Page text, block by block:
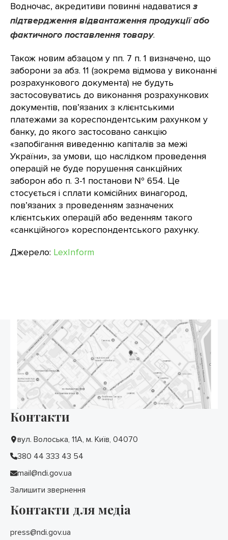
Водночас, акредитиви повинні надаватися з
підтвердження відвантаження продукції або
фактичного поставлення товару.
Також новим абзацом у пп. 7 п. 1 визначено, що
заборони за абз. 11 (зокрема відмова у виконанні
розрахункового документа) не будуть
застосовуватись до виконання розрахункових
документів, пов’язаних з клієнтськими
платежами за кореспондентським рахунком у
банку, до якого застосовано санкцію
«запобігання виведенню капіталів за межі
України», за умови, що наслідком проведення
операцій не буде порушення санкційних
заборон або п. 3-1 постанови № 654. Це
стосується і сплати комісійних винагород,
пов’язаних з проведенням зазначених
клієнтських операцій або веденням такого
«санкційного» кореспондентського рахунку.
Джерело: LexInform
Контакти
вул. Волоська, 11А, м. Київ, 04070
380 44 333 43 54
mail@ndi.gov.ua
Залишити звернення
Контакти для медіа
press@ndi.gov.ua